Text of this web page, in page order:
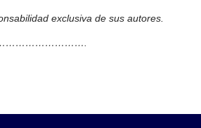
exclusiva de sus autores.